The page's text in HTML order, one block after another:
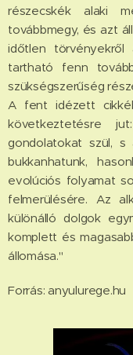
részecskék alaki
továbbmegy, és azt
időtlen
tartható fenn
szükségszerűség
A fent idézett
következtetésre
gondolatokat szül, s
bukkanhatunk,
evolúciós folyamat
felmerülésére. Az
különálló dolgok
komplett és
állomása."
Forrás: anyulurege.hu